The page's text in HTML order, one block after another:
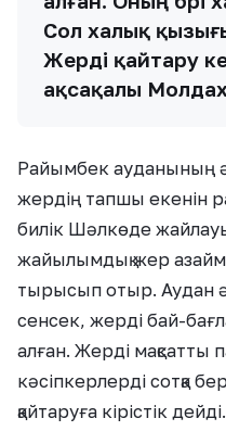
Сол халық
Жерді қайтару
ақсақалы
Райымбек ауданының
жердің тапшы екенін
билік Шәлкөде
жайылымдық жер
тырысып отыр. Аудан
сенсек, жерді бай-
алған. Жерді мақсатты
кәсіпкерлерді сотқа
қайтаруға кірістік дейді.